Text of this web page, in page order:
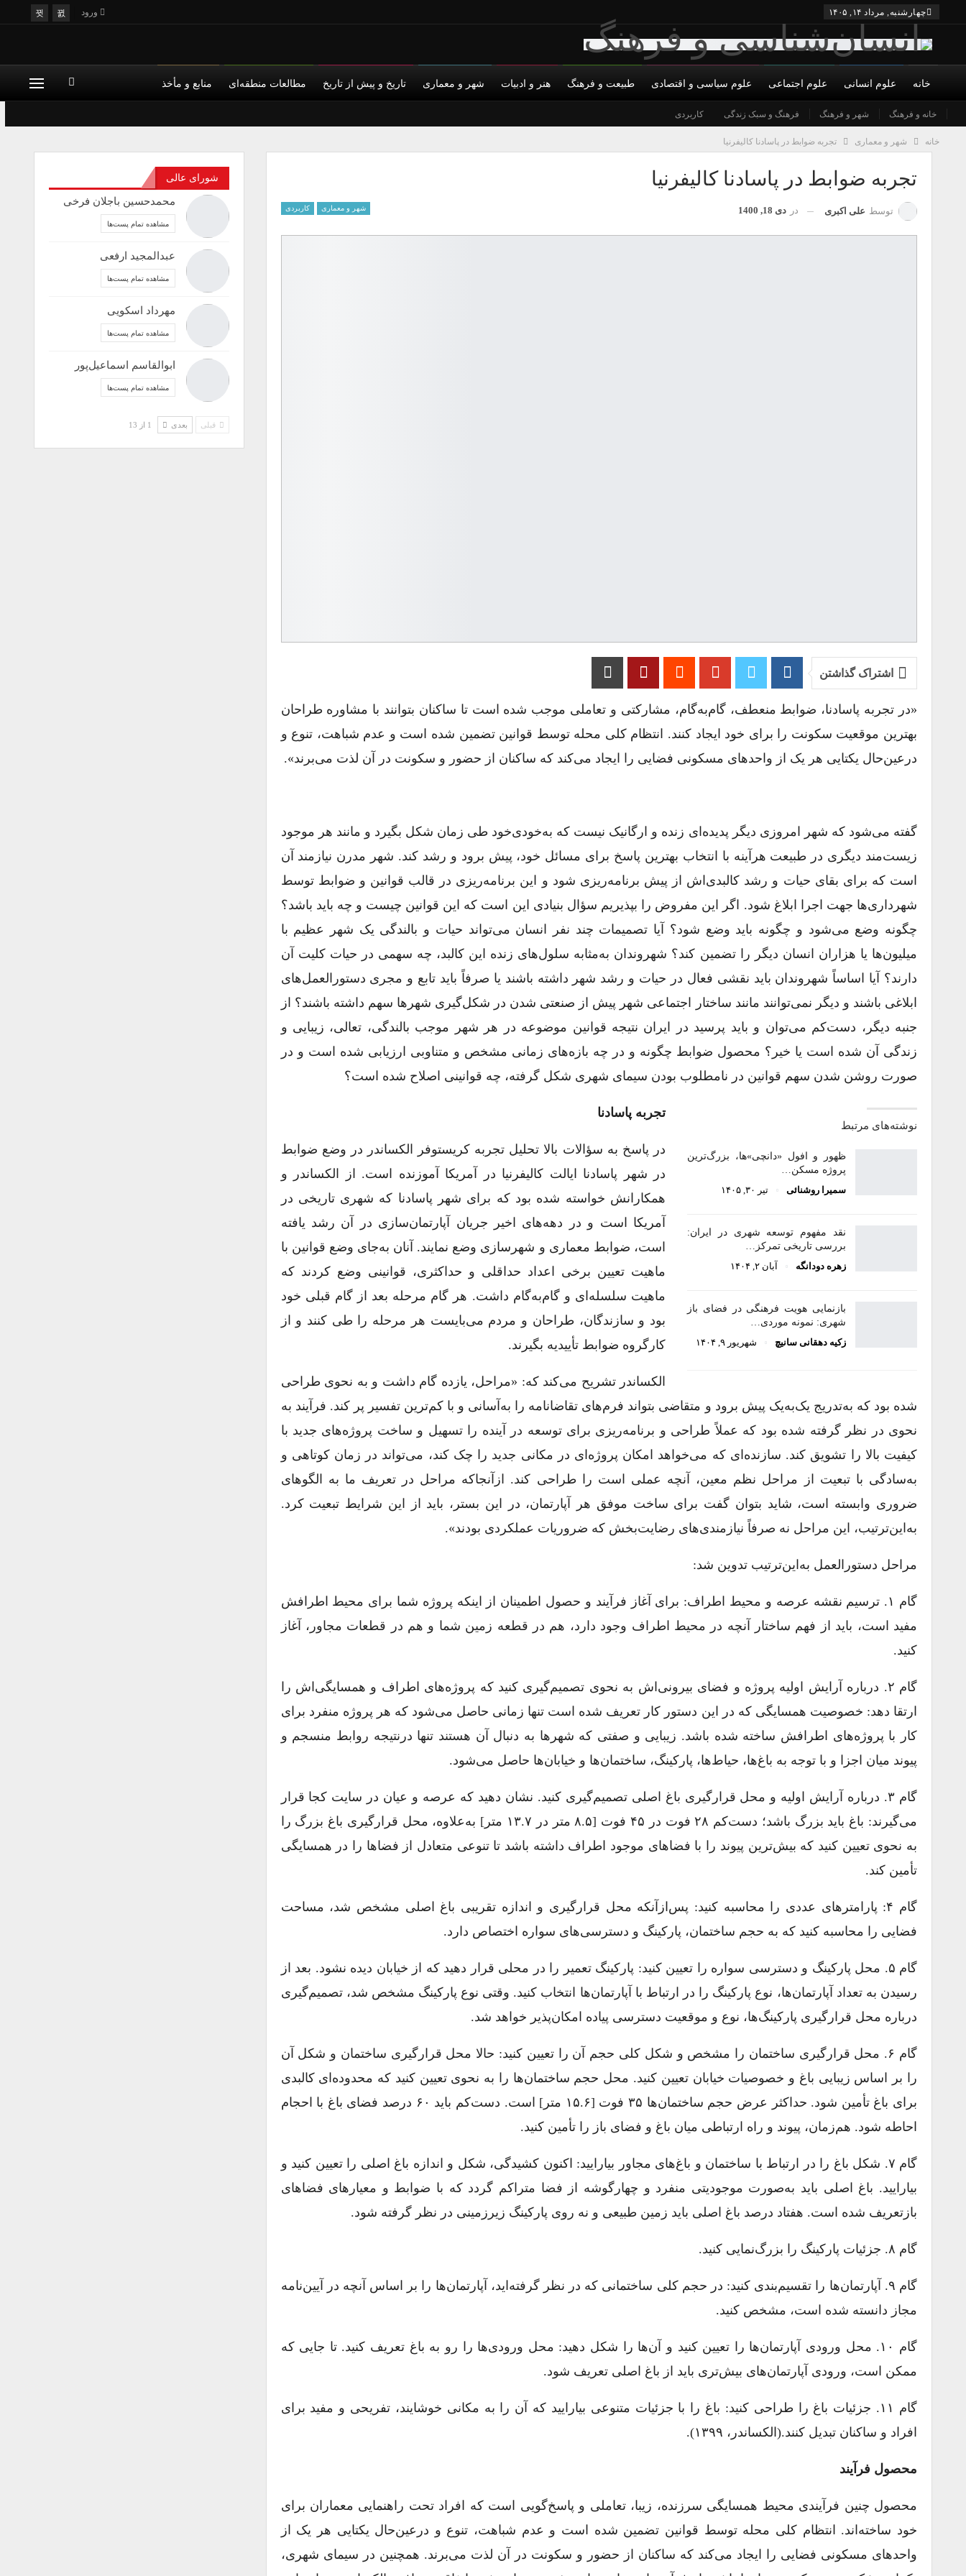
ورود چهارشنبه, مرداد ۱۴, ۱۴۰۵
خانه
درباره ما شورای عالی نویسندگان شرایط همکاری و عضویت
علوم انسانی علوم اجتماعی علوم سیاسی و اقتصادی طبیعت و فرهنگ هنر و ادبیات شهر و معماری
خانه و فرهنگ شهر و فرهنگ فرهنگ و سبک زندگی کاربردی
تاریخ و پیش از تاریخ مطالعات منطقه‌ای منابع و مأخذ
خانه شهر و معماری تجربه ضوابط در پاسادنا کالیفرنیا
تجربه ضوابط در پاسادنا کالیفرنیا
شهر و معماری کاربردی توسط علی اکبری در دی 18, 1400
اشتراک گذاشتن
«در تجربه‌ پاسادنا، ضوابط منعطف، گام‌به‌گام، مشارکتی و تعاملی موجب شده است تا ساکنان بتوانند با مشاوره طراحان
بهترین موقعیت سکونت را برای خود ایجاد کنند. انتظام کلی محله توسط قوانین تضمین شده است و عدم شباهت، تنوع و
درعین‌حال یکتایی هر یک از واحدهای مسکونی فضایی را ایجاد می‌کند که ساکنان از حضور و سکونت در آن لذت می‌برند».
گفته می‌شود که شهر امروزی دیگر پدیده‌ای زنده و ارگانیک نیست که به‌خودی‌خود طی زمان شکل بگیرد و مانند هر موجود
زیست‌مند دیگری در طبیعت هرآینه با انتخاب بهترین پاسخ برای مسائل خود، پیش برود و رشد کند. شهر مدرن نیازمند آن
است که برای بقای حیات و رشد کالبدی‌اش از پیش برنامه‌ریزی شود و این برنامه‌ریزی در قالب قوانین و ضوابط توسط
شهرداری‌ها جهت اجرا ابلاغ شود. اگر این مفروض را بپذیریم سؤال بنیادی این است که این قوانین چیست و چه باید باشد؟‌
چگونه وضع می‌شود و چگونه باید وضع شود؟ آیا تصمیمات چند نفر انسان می‌تواند حیات و بالندگی یک شهر عظیم با
میلیون‌ها یا هزاران انسان دیگر را تضمین کند؟ شهروندان به‌مثابه سلول‌های زنده این کالبد، چه سهمی در حیات کلیت آن
دارند؟ آیا اساساً شهروندان باید نقشی فعال در حیات و رشد شهر داشته باشند یا صرفاً باید تابع و مجری دستورالعمل‌های
ابلاغی باشند و دیگر نمی‌توانند مانند ساختار اجتماعی شهر پیش از صنعتی شدن در شکل‌گیری شهرها سهم داشته باشند؟ از
جنبه‌ دیگر، دست‌کم می‌توان و باید پرسید در ایران نتیجه قوانین موضوعه در هر شهر موجب بالندگی، تعالی، زیبایی و
زندگی آن شده است یا خیر؟ محصول ضوابط چگونه و در چه بازه‌های زمانی مشخص و متناوبی ارزیابی شده است و در
صورت روشن شدن سهم قوانین در نامطلوب بودن سیمای شهری شکل گرفته، چه قوانینی اصلاح شده است؟
نوشته‌های مرتبط
ظهور و افول «دانچی»ها، بزرگ‌ترین
پروژه مسکن…
سمیرا روشنائی
تیر ۳۰, ۱۴۰۵
نقد مفهوم توسعه شهری در ایران:
بررسی تاریخی تمرکز…
زهره دودانگه
آبان ۲, ۱۴۰۴
بازنمایی هویت فرهنگی در فضای باز
شهری: نمونه موردی…
زکیه دهقانی سانیچ
شهریور ۹, ۱۴۰۴
تجربه پاسادنا
در پاسخ به سؤالات بالا تحلیل تجربه‌ کریستوفر الکساندر در وضع ضوابط
در شهر پاسادنا ایالت کالیفرنیا در آمریکا آموزنده است. از الکساندر و
همکارانش خواسته شده بود که برای شهر پاسادنا که شهری تاریخی در
آمریکا است و در دهه‌های اخیر جریان آپارتما‌ن‌سازی در آن رشد یافته
است، ضوابط معماری و شهرسازی وضع نمایند. آنان به‌جای وضع قوانین با
ماهیت تعیین برخی اعداد حداقلی و حداکثری، قوانینی وضع کردند که
ماهیت سلسله‌ای و گام‌به‌گام داشت. هر گام مرحله بعد از گام قبلی خود
بود و سازندگان، طراحان و مردم می‌بایست هر مرحله را طی کنند و از
کارگروه ضوابط تأییدیه بگیرند.
الکساندر تشریح می‌کند که: «مراحل، یازده گام داشت و به نحوی طراحی
شده بود که به‌تدریج یک‌به‌یک پیش برود و متقاضی بتواند فرم‌های تقاضانامه را به‌آسانی و با کم‌ترین تفسیر پر کند. فرآیند به
نحوی در نظر گرفته شده بود که عملاً طراحی و برنامه‌ریزی برای توسعه در آینده را تسهیل و ساخت پروژه‌های جدید با
کیفیت بالا را تشویق کند. سازنده‌ای که می‌خواهد امکان پروژه‌ای در مکانی جدید را چک کند، می‌تواند در زمان کوتاهی و
به‌سادگی با تبعیت از مراحل نظم معین، آنچه عملی است را طراحی کند. ازآنجاکه مراحل در تعریف ما به الگوهای
ضروری وابسته است، شاید بتوان گفت برای ساخت موفق هر آپارتمان، در این بستر، باید از این شرایط تبعیت کرد.
به‌این‌ترتیب، این مراحل نه صرفاً نیازمندی‌های رضایت‌بخش که ضروریات عملکردی بودند».
مراحل دستورالعمل به‌این‌ترتیب تدوین شد:
گام ۱. ترسیم نقشه عرصه و محیط اطراف: برای آغاز فرآیند و حصول اطمینان از اینکه پروژه شما برای محیط اطرافش
مفید است، باید از فهم ساختار آنچه در محیط اطراف وجود دارد، هم در قطعه زمین شما و هم در قطعات مجاور، آغاز
کنید.
گام ۲. درباره آرایش اولیه پروژه و فضای بیرونی‌اش به نحوی تصمیم‌گیری کنید که پروژه‌های اطراف و همسایگی‌اش را
ارتقا دهد: خصوصیت همسایگی که در این دستور کار تعریف شده است تنها زمانی حاصل می‌شود که هر پروژه منفرد برای
کار با پروژه‌های اطرافش ساخته شده باشد. زیبایی و صفتی که شهرها به دنبال آن هستند تنها درنتیجه روابط منسجم و
پیوند میان اجزا و با توجه به باغ‌ها، حیاط‌ها، پارکینگ، ساختمان‌ها و خیابان‌ها حاصل می‌شود.
گام ۳. درباره آرایش اولیه و محل قرارگیری باغ اصلی تصمیم‌گیری کنید. نشان دهید که عرصه و عیان در سایت کجا قرار
می‌گیرند: باغ باید بزرگ باشد؛ دست‌کم ۲۸ فوت در ۴۵ فوت [۸.۵ متر در ۱۳.۷ متر] به‌علاوه، محل قرارگیری باغ بزرگ را
به نحوی تعیین کنید که بیش‌ترین پیوند را با فضاهای موجود اطراف داشته باشد تا تنوعی متعادل از فضاها را در همسایگی
تأمین کند.
گام ۴: پارامترهای عددی را محاسبه کنید: پس‌ازآنکه محل قرارگیری و اندازه تقریبی باغ اصلی مشخص شد، مساحت‌
فضایی را محاسبه کنید که به حجم ساختمان، پارکینگ و دسترسی‌های سواره اختصاص دارد.
گام ۵. محل پارکینگ و دسترسی سواره را تعیین کنید: پارکینگ تعمیر را در محلی قرار دهید که از خیابان دیده نشود. بعد از
رسیدن به تعداد آپارتمان‌ها، نوع پارکینگ را در ارتباط با آپارتمان‌ها انتخاب کنید. وقتی نوع پارکینگ مشخص شد، تصمیم‌گیری
درباره محل قرارگیری پارکینگ‌ها، نوع و موقعیت دسترسی پیاده امکان‌پذیر خواهد شد.
گام ۶. محل قرارگیری ساختمان را مشخص و شکل کلی حجم آن را تعیین کنید: حالا محل قرارگیری ساختمان و شکل آن
را بر اساس زیبایی باغ و خصوصیات خیابان تعیین کنید. محل حجم ساختمان‌ها را به نحوی تعیین کنید که محدوده‌ای کالبدی
برای باغ تأمین شود. حداکثر عرض حجم ساختمان‌ها ۳۵ فوت [۱۵.۶ متر] است. دست‌کم باید ۶۰ درصد فضای باغ با احجام
احاطه شود. هم‌زمان، پیوند و راه ارتباطی میان باغ و فضای باز را تأمین کنید.
گام ۷. شکل باغ را در ارتباط با ساختمان و باغ‌های مجاور بیارایید: اکنون کشیدگی، شکل و اندازه باغ اصلی را تعیین کنید و
بیارایید. باغ اصلی باید به‌صورت موجودیتی منفرد و چهارگوشه از فضا متراکم گردد که با ضوابط و معیارهای فضاهای
بازتعریف شده است. هفتاد درصد باغ اصلی باید زمین طبیعی و نه روی پارکینگ زیرزمینی در نظر گرفته شود.
گام ۸. جزئیات پارکینگ‌ را بزرگ‌نمایی کنید.
گام ۹. آپارتمان‌ها را تقسیم‌بندی کنید: در حجم کلی ساختمانی که در نظر گرفته‌اید، آپارتمان‌ها را بر اساس آنچه در آیین‌نامه
مجاز دانسته شده است، مشخص کنید.
گام ۱۰. محل ورودی آپارتمان‌ها را تعیین کنید و آن‌ها را شکل دهید: محل ورودی‌ها را رو به باغ تعریف کنید. تا جایی که
ممکن است، ورودی آپارتمان‌های بیش‌تری باید از باغ اصلی تعریف شود.
گام ۱۱. جزئیات باغ را طراحی کنید: باغ را با جزئیات متنوعی بیارایید که آن را به مکانی خوشایند، تفریحی و مفید برای
افراد و ساکنان تبدیل ‌کنند.(الکساندر، ۱۳۹۹).
محصول فرآیند
محصول چنین فرآیندی محیط همسایگی سرزنده، زیبا، تعاملی و پاسخ‌گویی است که افراد تحت راهنمایی معماران برای
خود ساخته‌اند. انتظام کلی محله توسط قوانین تضمین شده است و عدم شباهت، تنوع و درعین‌حال یکتایی هر یک از
واحدهای مسکونی فضایی را ایجاد می‌کند که ساکنان از حضور و سکونت در آن لذت می‌برند. همچنین در سیمای شهری،
شورای عالی
محمدحسین باجلان فرخی
مشاهده تمام پست‌ها
عبدالمجید ارفعی
مشاهده تمام پست‌ها
مهرداد اسکویی
مشاهده تمام پست‌ها
ابوالقاسم اسماعیل‌پور
مشاهده تمام پست‌ها
قبلی بعدی 1 از 13